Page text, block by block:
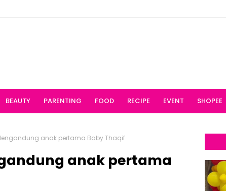
BEAUTY PARENTING FOOD RECIPE EVENT SHOPEE
anak pertama Baby Thaqif
anak pertama